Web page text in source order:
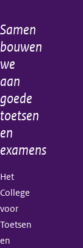
Algemene
informatie
Samen
bouwen
we
aan
goede
toetsen
en
examens
Het
College
voor
Toetsen
en